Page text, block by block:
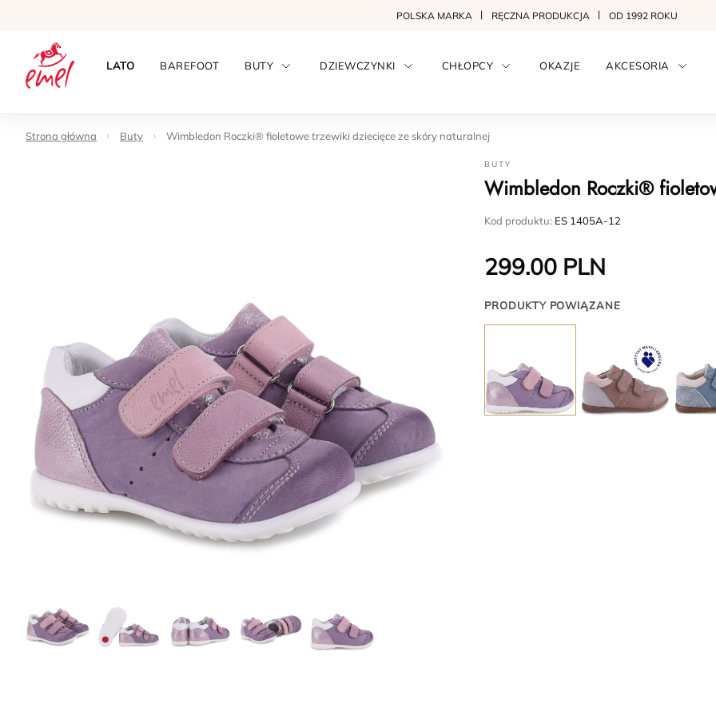
POLSKA MARKA RĘCZNA PRODUKCJA OD 1992 ROKU
LATO BAREFOOT BUTY DZIEWCZYNKI CHŁOPCY OKAZJE AKCESORIA
Strona główna Buty Wimbledon Roczki® fioletowe trzewiki dziecięce ze skóry naturalnej
BUTY
Wimbledon Roczki®
Kod produktu: ES 1405A-12
299.00 PLN
PRODUKTY POWIĄZANE